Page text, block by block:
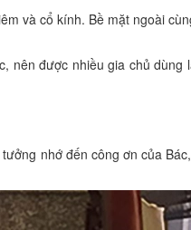
và cổ kính. Bề mặt ngoài
nên được nhiều gia chủ dùng
nhớ đến công ơn của